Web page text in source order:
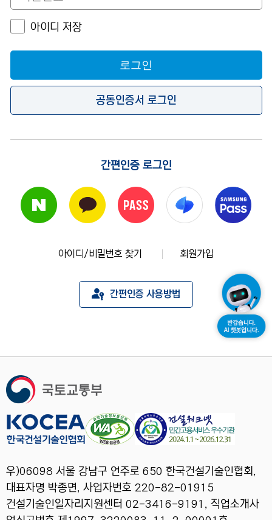
아이디 저장
로그인
공동인증서 로그인
간편인증 로그인
아이디/비밀번호 찾기 회원가입
간편인증 사용방법
우)06098 서울 강남구 언주로 650 한국건설기술인협회,
대표자명 박종면, 사업자번호 220-82-01915
건설기술인일자리지원센터 02-3416-9191, 직업소개사